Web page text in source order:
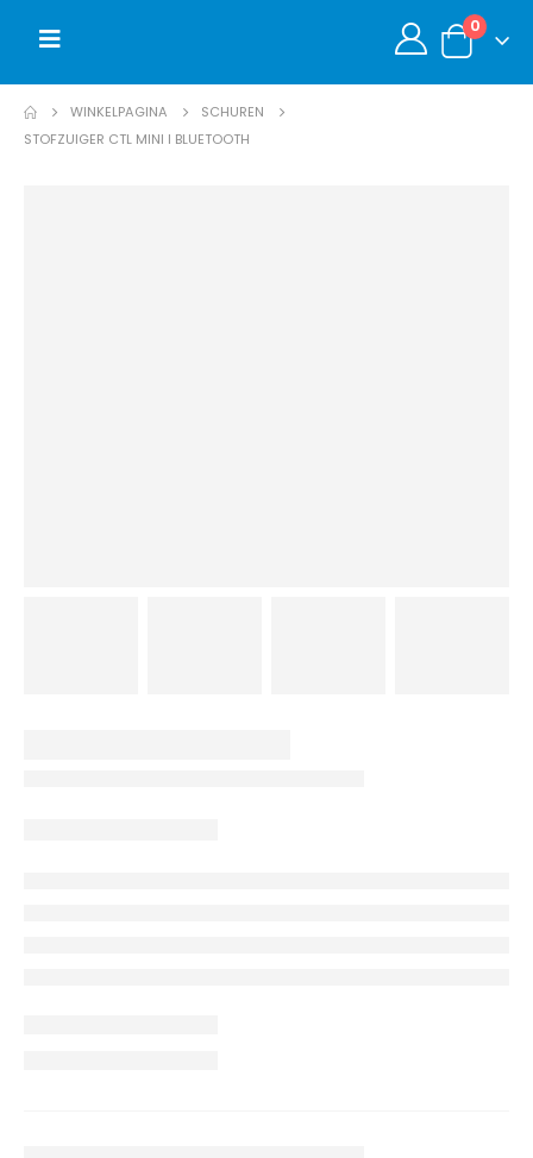
0
WINKELPAGINA
SCHUREN
STOFZUIGER CTL MINI I BLUETOOTH